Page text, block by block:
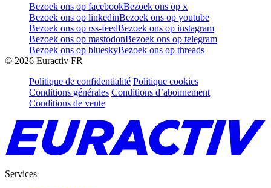
Bezoek ons op facebookBezoek ons op x
Bezoek ons op linkedinBezoek ons op youtube
Bezoek ons op rss-feedBezoek ons op instagram
Bezoek ons op mastodonBezoek ons op telegram
Bezoek ons op blueskyBezoek ons op threads
© 2026 Euractiv FR
Politique de confidentialité Politique cookies
Conditions générales Conditions d’abonnement
Conditions de vente
Services